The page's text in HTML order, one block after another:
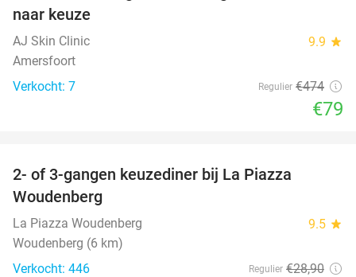
naar keuze
AJ Skin Clinic 9.9 star
Amersfoort
Verkocht: 7
Regulier €474
€79
2- of 3-gangen keuzediner bij La Piazza
Woudenberg
La Piazza Woudenberg 9.5 star
Woudenberg (6 km)
Verkocht: 446
Regulier €28,90